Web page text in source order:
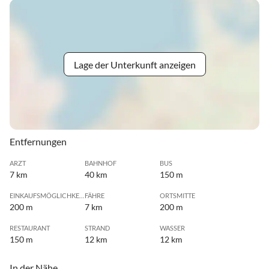
Lage der Unterkunft anzeigen
Entfernungen
ARZT
7 km
BAHNHOF
40 km
BUS
150 m
200 m
FÄHRE
7 km
ORTSMITTE
200 m
RESTAURANT
150 m
STRAND
12 km
WASSER
12 km